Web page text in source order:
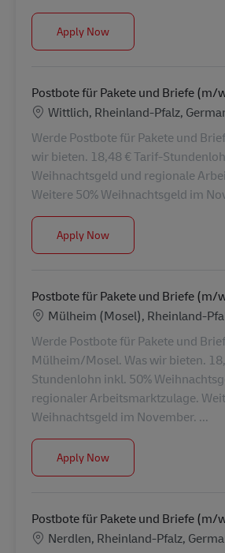
Apply NowPostbote für Pakete
Postbote für Pakete und Briefe (m/
Location
Wittlich, Rheinland-Pfalz,
Werde Postbote für Pakete und
wir bieten. 18,48 € Tarif-
Weihnachtsgeld und regionale
Weitere 50% Weihnachtsgeld im
Apply NowPostbote für Pakete
Postbote für Pakete und Briefe (m/
Location
Mülheim (Mosel), Rheinland-
Werde Postbote für Pakete und
Mülheim/Mosel. Was wir bieten.
Stundenlohn inkl. 50%
regionaler Arbeitsmarktzulage.
Weihnachtsgeld im November. ...
Apply NowPostbote für Pakete
Postbote für Pakete und Briefe (m/
Location
Nerdlen, Rheinland-Pfalz,